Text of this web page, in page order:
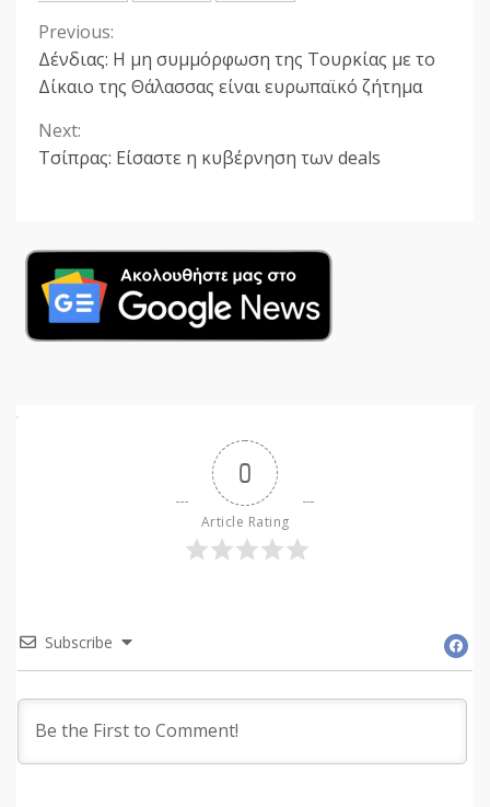
Continue
Reading
Previous:
Δένδιας: Η μη συμμόρφωση της Τουρκίας με το
Δίκαιο της Θάλασσας είναι ευρωπαϊκό ζήτημα
Next:
Τσίπρας: Είσαστε η κυβέρνηση των deals
0
Article Rating
Subscribe